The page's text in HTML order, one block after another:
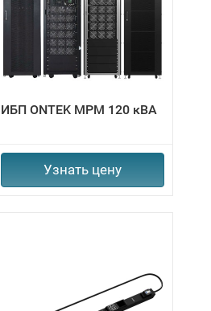
ИБП ONTEK MPM 120 кВА
Узнать цену